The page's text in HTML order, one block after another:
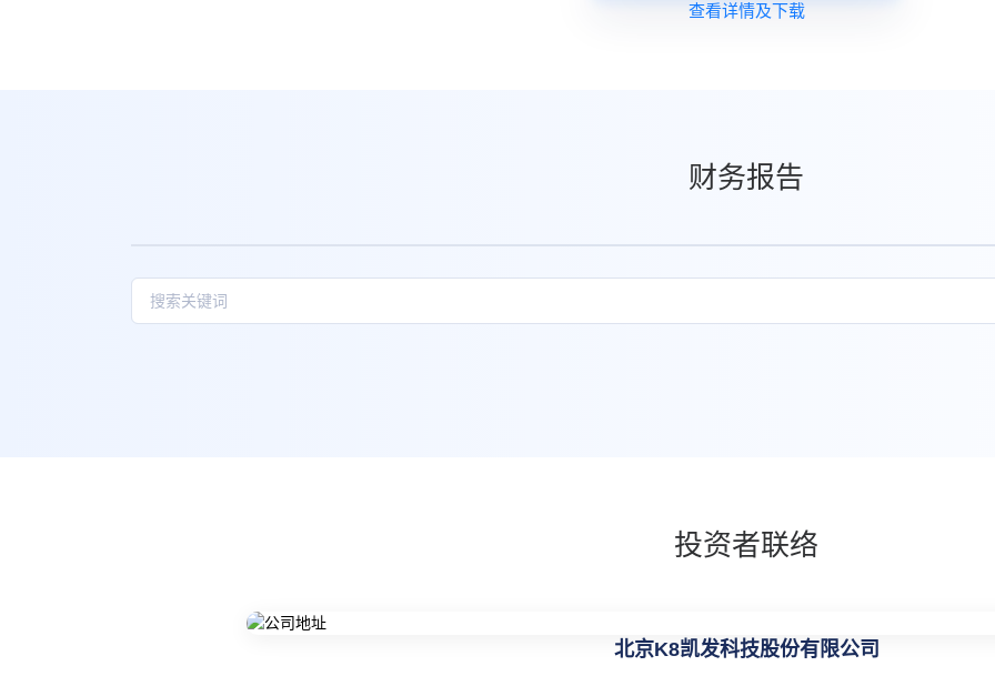
查看详情及下载
财务报告
投资者联络
北京K8凯发科技股份有限公司